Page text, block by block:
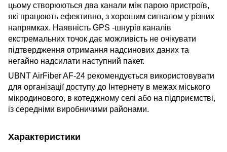
цьому створюються два канали між парою пристроїв,
які працюють ефективно, з хорошим сигналом у різних
напрямках. Наявність GPS -шнурів каналів
екстремальних точок дає можливість не очікувати
підтвердження отримання надсинових даних та
негайно надсилати наступний пакет.
UBNT AirFiber AF-24 рекомендується використовувати
для організації доступу до Інтернету в межах міського
мікродинового, в котеджному селі або на підприємстві,
із середніми виробничими районами.
Характеристики